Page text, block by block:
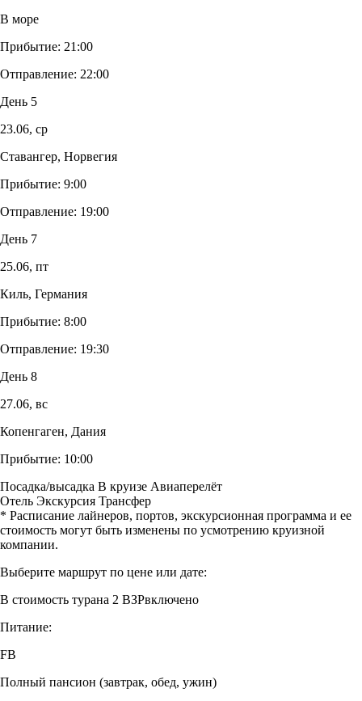
В море
Прибытие: 21:00
Отправление: 22:00
День 5
23.06, ср
Ставангер, Норвегия
Прибытие: 9:00
Отправление: 19:00
День 7
25.06, пт
Киль, Германия
Прибытие: 8:00
Отправление: 19:30
День 8
27.06, вс
Копенгаген, Дания
Прибытие: 10:00
Посадка/высадка В круизе Авиаперелёт
Отель Экскурсия Трансфер
* Расписание лайнеров, портов, экскурсионная программа и ее
стоимость могут быть изменены по усмотрению круизной
компании.
Выберите маршрут по цене или дате:
В стоимость турана 2 ВЗРвключено
Питание:
FB
Полный пансион (завтрак, обед, ужин)